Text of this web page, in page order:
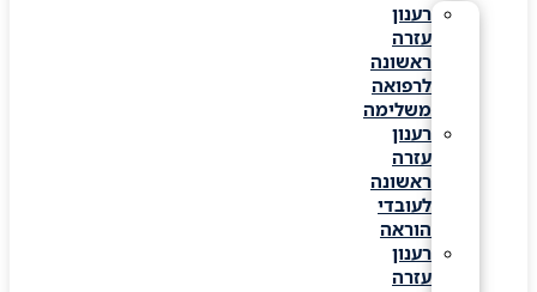
רענון
עזרה
ראשונה
לרפואה
משלימה
רענון
עזרה
ראשונה
לעובדי
הוראה
רענון
עזרה